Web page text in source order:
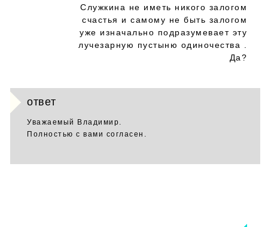
Служкина не иметь никого залогом
счастья и самому не быть залогом
уже изначально подразумевает эту
лучезарную пустыню одиночества .
Да?
ответ
Уважаемый Владимир.
Полностью с вами согласен.